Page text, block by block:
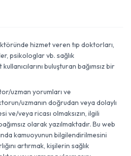
hizmet veren tıp doktorları,
psikologlar vb. sağlık
buluşturan bağımsız bir
uzman yorumları ve
uzmanın doğrudan veya dolaylı
ve/veya ricası olmaksızın, ilgili
olarak yazılmaktadır. Bu web
kamuoyunun bilgilendirilmesini
artırmak, kişilerin sağlık